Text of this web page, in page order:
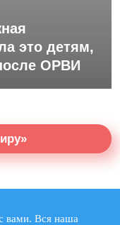
это детям,
ОРВИ
вами. Вся наша